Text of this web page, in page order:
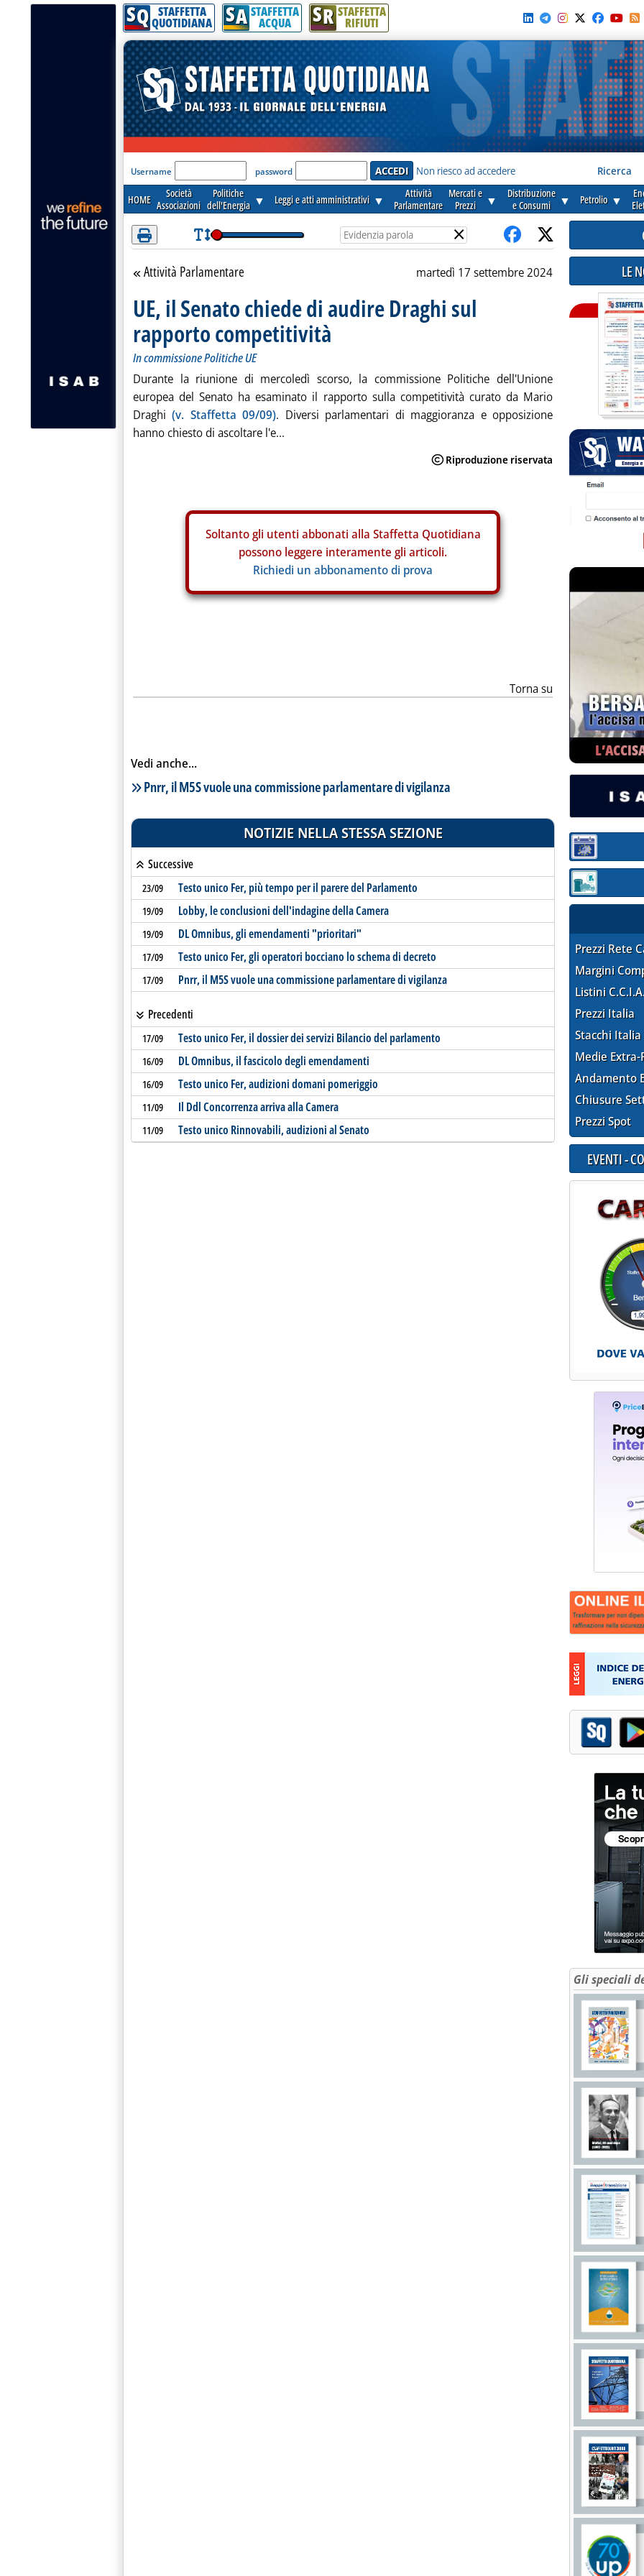
Attenzione! Esegui l'accesso per lèggere interamente la notizia.
SQ STAFFETTA
QUOTIDIANA SA STAFFETTA
ACQUA SR STAFFETTA
RIFIUTI
'Modulo Login per accedere'
Username password Non riesco ad accedere Ricerca
HOME
Società
Associazioni
Politiche
dell'Energia ▼ Leggi e atti amministrativi ▼
Attività
Parlamentare
Mercati e
Prezzi
▼
Distribuzione
e Consumi
▼ Petrolio ▼
×
Torna alla sezione
Attività Parlamentare martedì 17 settembre 2024
UE, il Senato chiede di audire Draghi sul
rapporto competitività
In commissione Politiche UE
Durante la riunione di mercoledì scorso, la commissione Politiche dell'Unione
europea del Senato ha esaminato il rapporto sulla competitività curato da Mario
Draghi(v. Staffetta 09/09). Diversi parlamentari di maggioranza e opposizione
hanno chiesto di ascoltare l'e...
Soltanto gli utenti abbonati alla Staffetta Quotidiana
possono leggere interamente gli articoli.
Richiedi un abbonamento di prova
Torna su
Vedi anche...
Lista notizie correlate
Pnrr, il M5S vuole una commissione parlamentare di vigilanza
NOTIZIE NELLA STESSA SEZIONE
Successive
23/09 Testo unico Fer, più tempo per il parere del Parlamento
19/09 Lobby, le conclusioni dell'indagine della Camera
19/09 DL Omnibus, gli emendamenti "prioritari"
17/09 Testo unico Fer, gli operatori bocciano lo schema di decreto
17/09 Pnrr, il M5S vuole una commissione parlamentare di vigilanza
Precedenti
17/09 Testo unico Fer, il dossier dei servizi Bilancio del parlamento
16/09 DL Omnibus, il fascicolo degli emendamenti
16/09 Testo unico Fer, audizioni domani pomeriggio
11/09 Il Ddl Concorrenza arriva alla Camera
11/09 Testo unico Rinnovabili, audizioni al Senato
LE
Sezione:
Sezione:
Prezzi Rete
Margini
Listini
Prezzi Italia
Stacchi Italia
Medie Extra-
Andamento
Chiusure
Prezzi Spot
EVENTI -
Gli speciali